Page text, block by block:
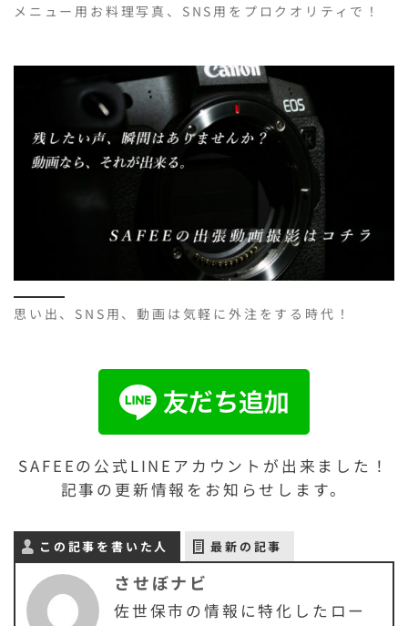
メニュー用お料理写真、SNS用をプロクオリティで！
思い出、SNS用、動画は気軽に外注をする時代！
SAFEEの公式LINEアカウントが出来ました！
記事の更新情報をお知らせします。
この記事を書いた人 最新の記事
させぼナビ
佐世保市の情報に特化したロー